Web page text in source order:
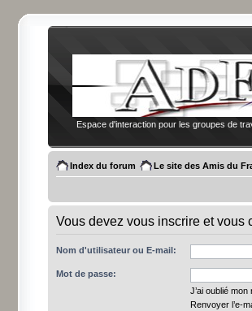
Espace d'interaction pour les groupes de
Index du forum Le site des Amis du
Vous devez vous inscrire et vous
Nom d'utilisateur ou E-mail:
Mot de passe:
J’ai oublié
Renvoyer l’e-